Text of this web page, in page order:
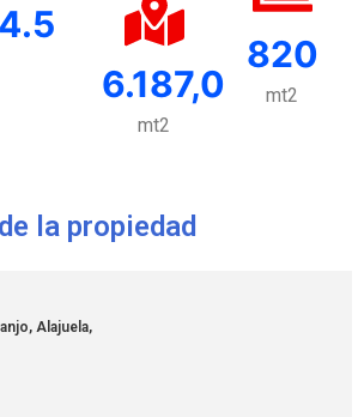
4.5
6.187,0
mt2
820
mt2
la propiedad
Alajuela,